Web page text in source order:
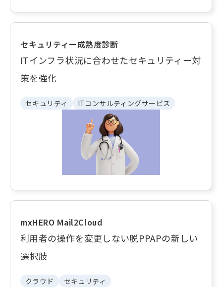
セキュリティー成熟度診断
ITインフラ状況に合わせたセキュリティー対
策を強化
セキュリティ ITコンサルティングサービス
mxHERO Mail2Cloud
利用者の操作を変更しない脱PPAPの新しい
選択肢
クラウド セキュリティ